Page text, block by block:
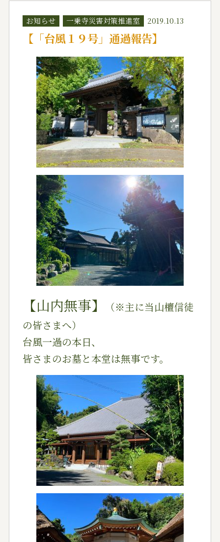
お知らせ 一乗寺災害対策推進室 2019.10.13
【「台風１９号」通過報告】
【山内無事】
（※主に当山檀信徒
の皆さまへ）
台風一過の本日、
皆さまのお墓と本堂は無事です。